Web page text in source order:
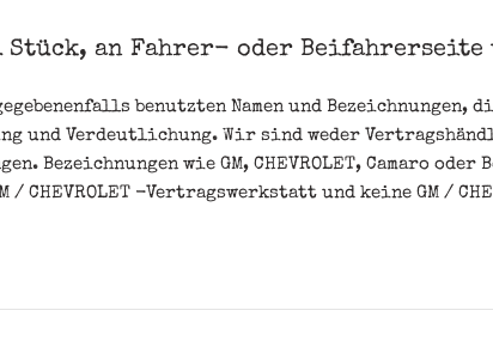
an Fahrer- oder Beifahrerseite
benutzten Namen und Bezeichnungen,
Verdeutlichung. Wir sind weder
Bezeichnungen wie GM, CHEVROLET, Camaro
-Vertragswerkstatt und keine GM /